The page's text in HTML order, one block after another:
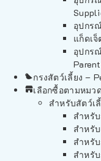
อุปกร
แก็ดเ
อุปกร
กรงสัตว์เลี้ยง –
เลือกซื้อตามหมว
สำหรับสัตว์เ
สำหรั
สำหรั
สำหรั
สำหรั